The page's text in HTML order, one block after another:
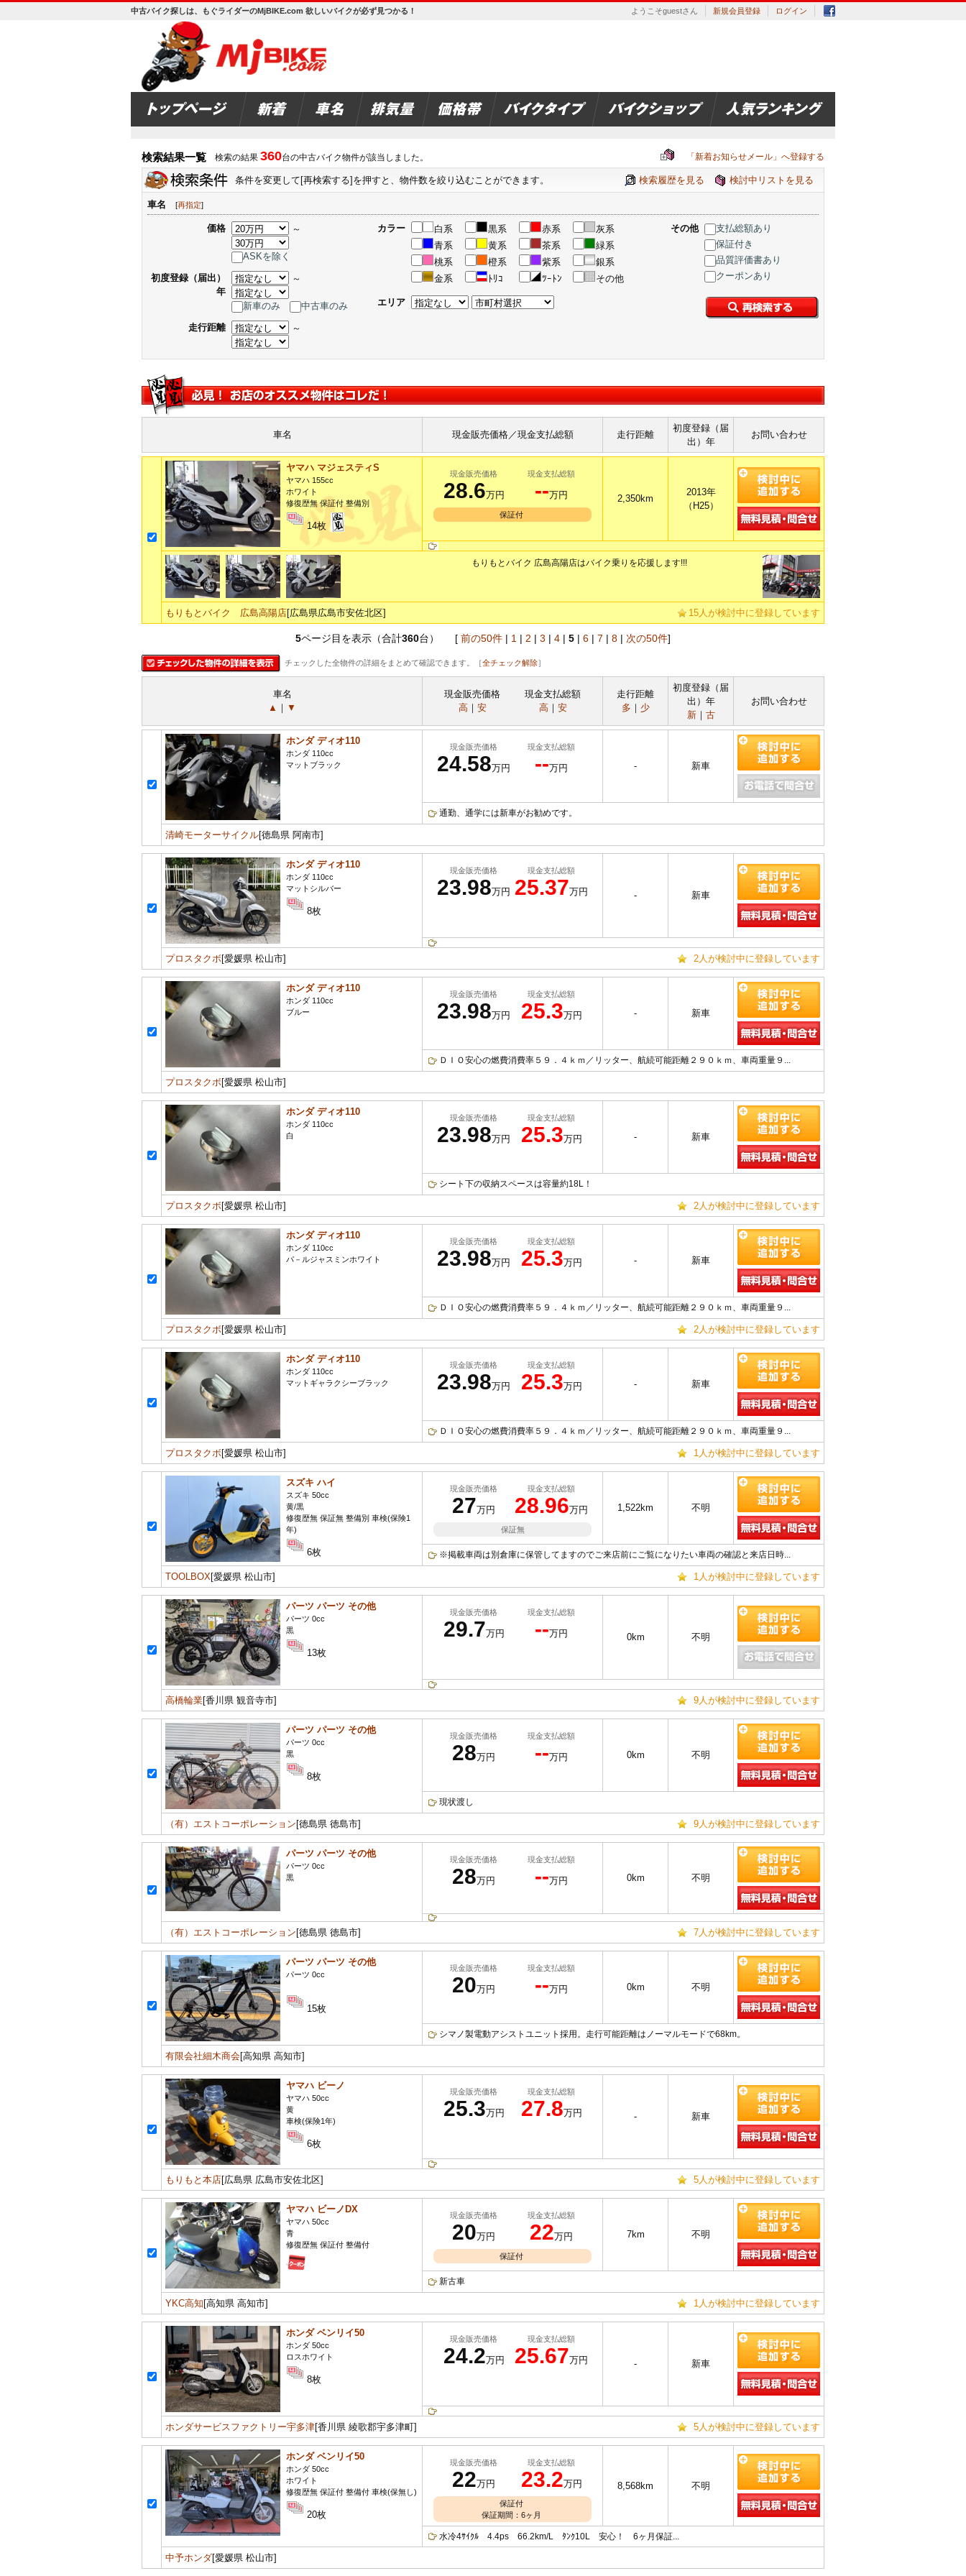
中古バイク探しは、もぐライダーのMjBIKE.com 欲しいバイクが必ず見つかる！ ようこそguestさん 新規会員登録 ログイン
検索結果一覧 検索の結果 360台の中古バイク物件が該当しました。 「新着お知らせメール」へ登録する
条件を変更して[再検索する]を押すと、物件数を絞り込むことができます。 検討中リストを見る
検索履歴を見る
車名 [再指定]
価格 ～
ASKを除く
初度登録（届出）
年
～
新車のみ
中古車のみ
走行距離
～
カラー 白系 黒系 赤系
灰系
青系
黄系 茶系
緑系
桃系
橙系 紫系
銀系
金系
ﾄﾘｺ ﾂｰﾄﾝ その他
エリア
その他
支払総額あり
保証付き
品質評価書あり
クーポンあり
車名 現金販売価格／現金支払総額 走行距離
初度登録（届
出）年
お問い合わせ
ヤマハ マジェスティS
ヤマハ 155cc
ホワイト
修復歴無 保証付 整備別
14枚
現金販売価格 現金支払総額
28.6万円 --万円
保証付
2,350km
2013年
（H25）
もりもとバイク 広島高陽店はバイク乗りを応援します!!!
もりもとバイク 広島高陽店[広島県広島市安佐北区] 15人が検討中に登録しています
5ページ目を表示（合計360台） [ 前の50件 | 1 | 2 | 3 | 4 | 5 | 6 | 7 | 8 | 次の50件]
チェックした全物件の詳細をまとめて確認できます。［全チェック解除］
車名
▲ ｜ ▼
現金販売価格
高｜ 安
現金支払総額
高｜ 安
走行距離
多 ｜ 少
初度登録（届
出）年
新｜ 古
お問い合わせ
ホンダ ディオ110
ホンダ 110cc
マットブラック
現金販売価格 現金支払総額
24.58万円 --万円 - 新車
通勤、通学には新車がお勧めです。
清崎モーターサイクル[徳島県 阿南市]
ホンダ ディオ110
ホンダ 110cc
マットシルバー
8枚
現金販売価格 現金支払総額
23.98万円 25.37万円 - 新車
プロスタクボ[愛媛県 松山市] 2人が検討中に登録しています
ホンダ ディオ110
ホンダ 110cc
ブルー
現金販売価格 現金支払総額
23.98万円 25.3万円 - 新車
ＤＩＯ安心の燃費消費率５９．４ｋｍ／リッター、航続可能距離２９０ｋｍ、車両重量９...
プロスタクボ[愛媛県 松山市]
ホンダ ディオ110
ホンダ 110cc
白
現金販売価格 現金支払総額
23.98万円 25.3万円 - 新車
シート下の収納スペースは容量約18L！
プロスタクボ[愛媛県 松山市] 2人が検討中に登録しています
ホンダ ディオ110
ホンダ 110cc
パ－ルジャスミンホワイト
現金販売価格 現金支払総額
23.98万円 25.3万円 - 新車
ＤＩＯ安心の燃費消費率５９．４ｋｍ／リッター、航続可能距離２９０ｋｍ、車両重量９...
プロスタクボ[愛媛県 松山市] 2人が検討中に登録しています
ホンダ ディオ110
ホンダ 110cc
マットギャラクシーブラック
現金販売価格 現金支払総額
23.98万円 25.3万円 - 新車
ＤＩＯ安心の燃費消費率５９．４ｋｍ／リッター、航続可能距離２９０ｋｍ、車両重量９...
プロスタクボ[愛媛県 松山市] 1人が検討中に登録しています
スズキ ハイ
スズキ 50cc
黄/黒
修復歴無 保証無 整備別 車検(保険1
年)
6枚
現金販売価格 現金支払総額
27万円 28.96万円
保証無
1,522km 不明
※掲載車両は別倉庫に保管してますのでご来店前にご覧になりたい車両の確認と来店日時...
TOOLBOX[愛媛県 松山市] 1人が検討中に登録しています
パーツ パーツ その他
パーツ 0cc
黒
13枚
現金販売価格 現金支払総額
29.7万円 --万円 0km 不明
高橋輪業[香川県 観音寺市] 9人が検討中に登録しています
パーツ パーツ その他
パーツ 0cc
黒
8枚
現金販売価格 現金支払総額
28万円 --万円 0km 不明
現状渡し
（有）エストコーポレーション [徳島県 徳島市] 9人が検討中に登録しています
パーツ パーツ その他
パーツ 0cc
黒
現金販売価格 現金支払総額
28万円 --万円 0km 不明
（有）エストコーポレーション [徳島県 徳島市] 7人が検討中に登録しています
パーツ パーツ その他
パーツ 0cc
15枚
現金販売価格 現金支払総額
20万円 --万円 0km 不明
シマノ製電動アシストユニット採用。走行可能距離はノーマルモードで68km。
有限会社細木商会[高知県 高知市]
ヤマハ ビーノ
ヤマハ 50cc
黄
車検(保険1年)
6枚
現金販売価格 現金支払総額
25.3万円 27.8万円 - 新車
もりもと本店[広島県 広島市安佐北区] 5人が検討中に登録しています
ヤマハ ビーノDX
ヤマハ 50cc
青
修復歴無 保証付 整備付
現金販売価格 現金支払総額
20万円 22万円
保証付
7km 不明
新古車
YKC高知 [高知県 高知市] 1人が検討中に登録しています
ホンダ ベンリイ50
ホンダ 50cc
ロスホワイト
8枚
現金販売価格 現金支払総額
24.2万円 25.67万円 - 新車
ホンダサービスファクトリー宇多津[香川県 綾歌郡宇多津町] 5人が検討中に登録しています
ホンダ ベンリイ50
ホンダ 50cc
ホワイト
修復歴無 保証付 整備付 車検(保無し)
20枚
現金販売価格 現金支払総額
22万円 23.2万円
保証付
保証期間：6ヶ月
8,568km 不明
水冷4ｻｲｸﾙ 4.4ps 66.2km/L ﾀﾝｸ10L 安心！ 6ヶ月保証...
中予ホンダ[愛媛県 松山市]